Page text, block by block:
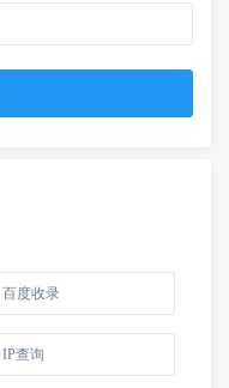
百度收录
IP查询